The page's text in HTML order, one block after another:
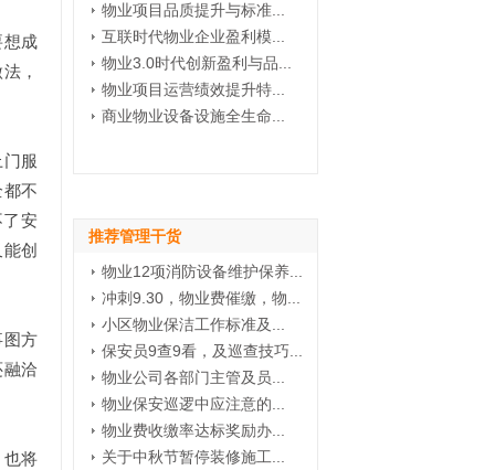
成
，
服
不
安
创
方
洽
将
物业项目品质提升与标准...
互联时代物业企业盈利模...
物业3.0时代创新盈利与品...
物业项目运营绩效提升特...
商业物业设备设施全生命...
推荐管理干货
物业12项消防设备维护保养...
冲刺9.30，物业费催缴，物...
小区物业保洁工作标准及...
保安员9查9看，及巡查技巧...
物业公司各部门主管及员...
物业保安巡逻中应注意的...
物业费收缴率达标奖励办...
关于中秋节暂停装修施工...